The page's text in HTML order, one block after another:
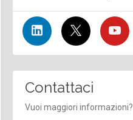
Contattaci
Vuoi maggiori informazioni?